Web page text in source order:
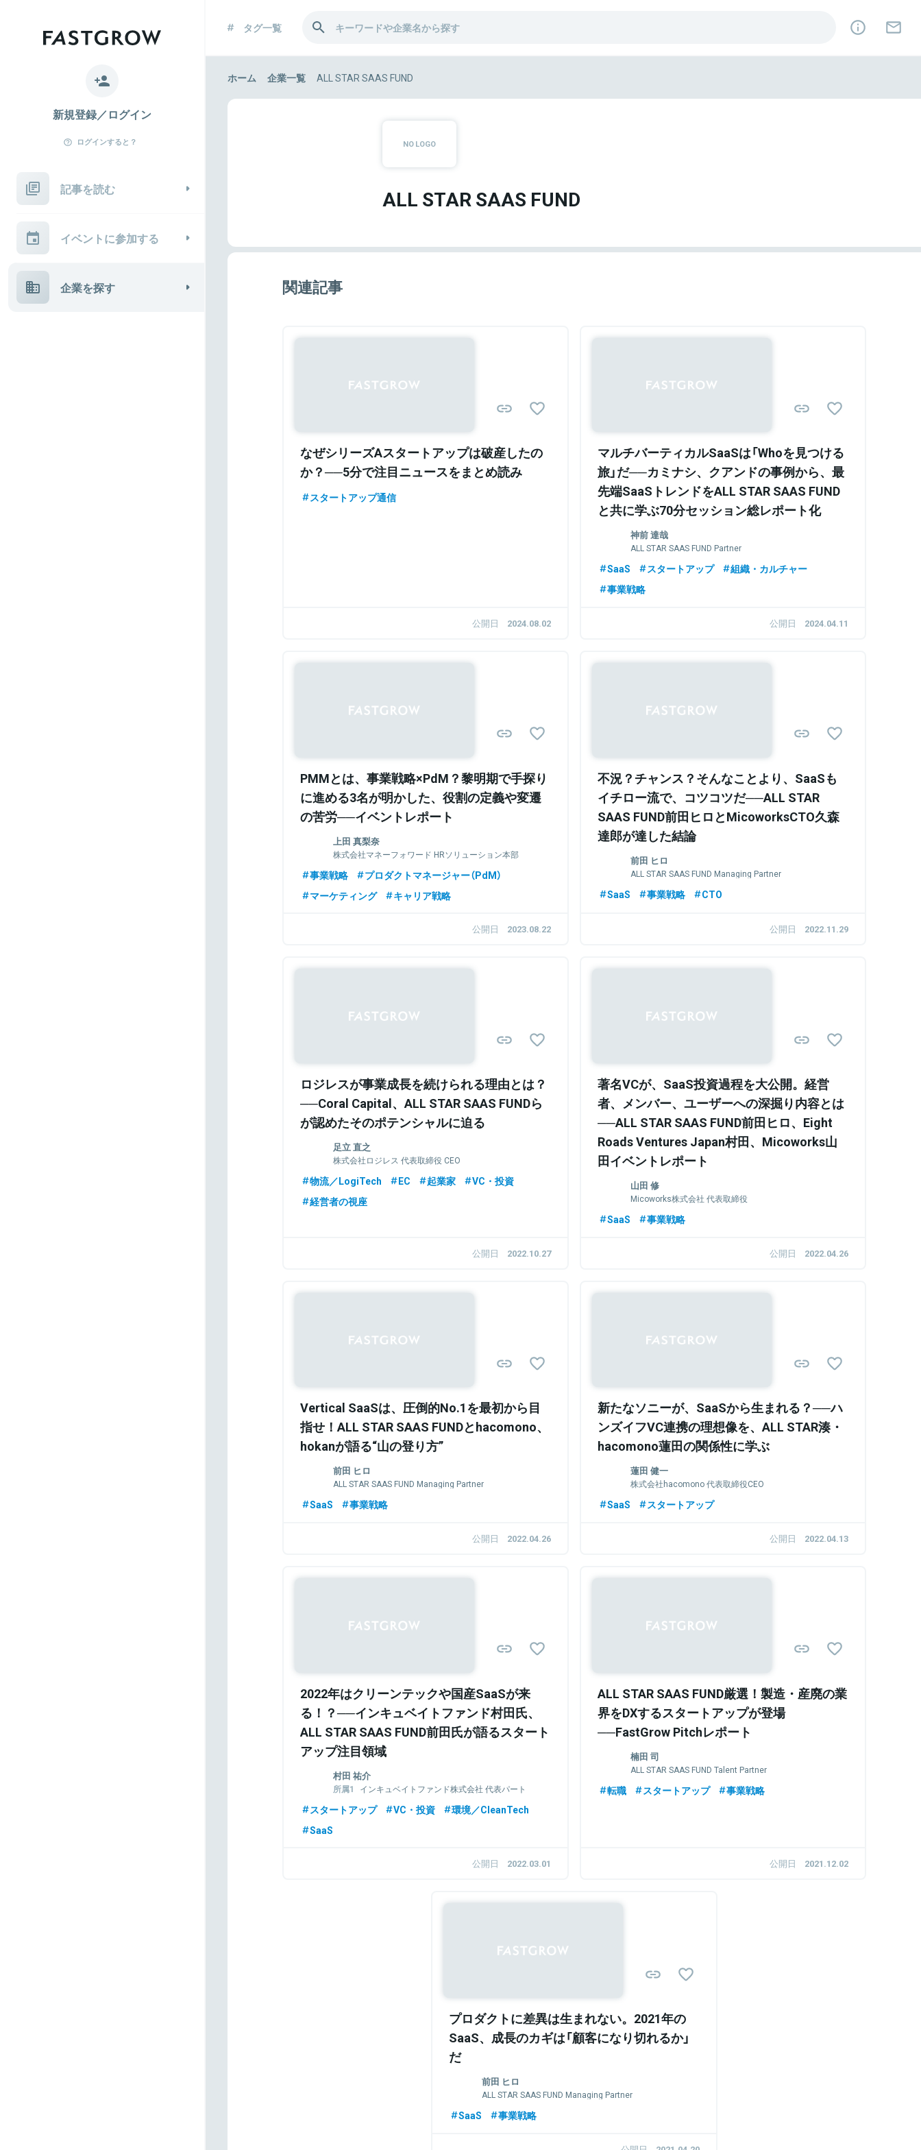
新規登録／ログイン
ログインすると？
記事を読む
イベントに参加する
企業を探す
タグ一覧
ホーム 企業一覧 ALL STAR SAAS FUND
ALL STAR SAAS FUND
関連記事
なぜシリーズAスタートアップは破産したの
か？──5分で注目ニュースをまとめ読み
スタートアップ通信
公開日 2024.08.02
マルチバーティカルSaaSは「Whoを見つける
旅」だ──カミナシ、クアンドの事例から、最
先端SaaSトレンドをALL STAR SAAS FUND
と共に学ぶ70分セッション総レポート化
神前 達哉
ALL STAR SAAS FUND Partner
SaaS スタートアップ
組織・カルチャー
事業戦略
公開日 2024.04.11
PMMとは、事業戦略×PdM？黎明期で手探り
に進める3名が明かした、役割の定義や変遷
の苦労──イベントレポート
上田 真梨奈
株式会社マネーフォワード HRソリューション本部
事業戦略部 部長
事業戦略
プロダクトマネージャー（PdM）
マーケティング
キャリア戦略
公開日 2023.08.22
不況？チャンス？そんなことより、SaaSも
イチロー流で、コツコツだ──ALL STAR
SAAS FUND前田ヒロとMicoworksCTO久森
達郎が達した結論
前田 ヒロ
ALL STAR SAAS FUND Managing Partner
SaaS 事業戦略 CTO
公開日 2022.11.29
ロジレスが事業成長を続けられる理由とは？
──Coral Capital、ALL STAR SAAS FUNDら
が認めたそのポテンシャルに迫る
足立 直之
株式会社ロジレス 代表取締役 CEO
物流／LogiTech EC 起業家
VC・投資
経営者の視座
公開日 2022.10.27
著名VCが、SaaS投資過程を大公開。経営
者、メンバー、ユーザーへの深掘り内容とは
──ALL STAR SAAS FUND前田ヒロ、Eight
Roads Ventures Japan村田、Micoworks山
田イベントレポート
山田 修
Micoworks株式会社 代表取締役
SaaS 事業戦略
公開日 2022.04.26
Vertical SaaSは、圧倒的No.1を最初から目
指せ！ALL STAR SAAS FUNDとhacomono、
hokanが語る“山の登り方”
前田 ヒロ
ALL STAR SAAS FUND Managing Partner
SaaS 事業戦略
公開日 2022.04.26
新たなソニーが、SaaSから生まれる？──ハ
ンズイフVC連携の理想像を、ALL STAR湊・
hacomono蓮田の関係性に学ぶ
蓮田 健一
株式会社hacomono 代表取締役CEO
SaaS スタートアップ
公開日 2022.04.13
2022年はクリーンテックや国産SaaSが来
る！？──インキュベイトファンド村田氏、
ALL STAR SAAS FUND前田氏が語るスタート
アップ注目領域
村田 祐介
インキュベイトファンド株式会社 代表パート
株式会社グラファー 取締役
スタートアップ VC・投資
環境／CleanTech
SaaS
公開日 2022.03.01
ALL STAR SAAS FUND厳選！製造・産廃の業
界をDXするスタートアップが登場
──FastGrow Pitchレポート
楠田 司
ALL STAR SAAS FUND Talent Partner
転職 スタートアップ 事業戦略
公開日 2021.12.02
プロダクトに差異は生まれない。2021年の
SaaS、成長のカギは「顧客になり切れるか」
だ
前田 ヒロ
ALL STAR SAAS FUND Managing Partner
SaaS 事業戦略